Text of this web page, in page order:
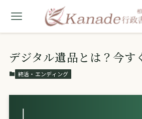
デジタル遺品とは？今す
終活・エンディング